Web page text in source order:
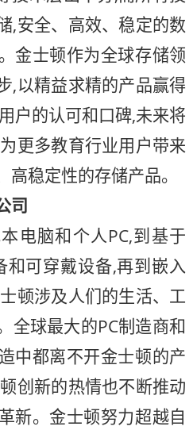
,安全、高效、稳定的数
金士顿作为全球存储领
,以精益求精的产品赢得
户的认可和口碑,未来将
更多教育行业用户带来
稳定性的存储产品。
司
电脑和个人PC,到基于
和可穿戴设备,再到嵌入
顿涉及人们的生活、工
全球最大的PC制造商和
中都离不开金士顿的产
创新的热情也不断推动
新。金士顿努力超越自